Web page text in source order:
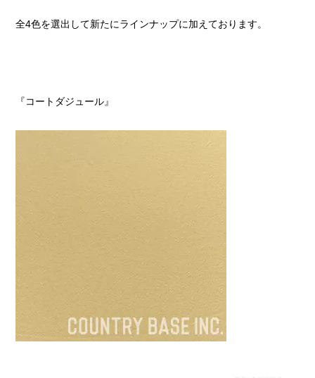
全4色を選出して新たにラインナップに加えております。
『コートダジュール』